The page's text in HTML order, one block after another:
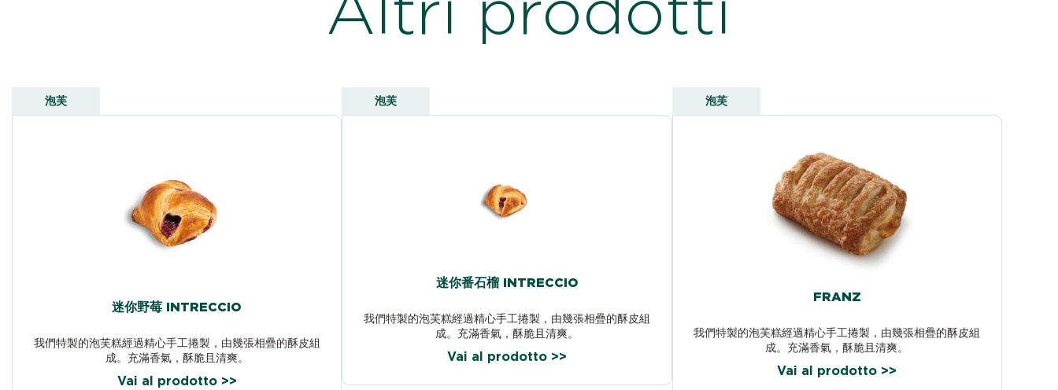
泡芙
迷你野莓 INTRECCIO
我們特製的泡芙糕經過精心手工捲製，由幾張相疊的酥皮組
成。充滿香氣，酥脆且清爽。
Vai al prodotto >>
泡芙
迷你番石榴 INTRECCIO
我們特製的泡芙糕經過精心手工捲製，由幾張相疊的酥皮組
成。充滿香氣，酥脆且清爽。
Vai al prodotto >>
泡芙
FRANZ
我們特製的泡芙糕經過精心手工捲製，由幾張相疊的酥皮組
成。充滿香氣，酥脆且清爽。
Vai al prodotto >>